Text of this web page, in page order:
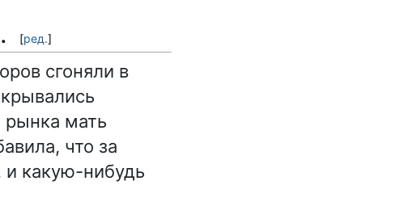
[ред.]
сгоняли в
рынка мать
что за
какую-нибудь